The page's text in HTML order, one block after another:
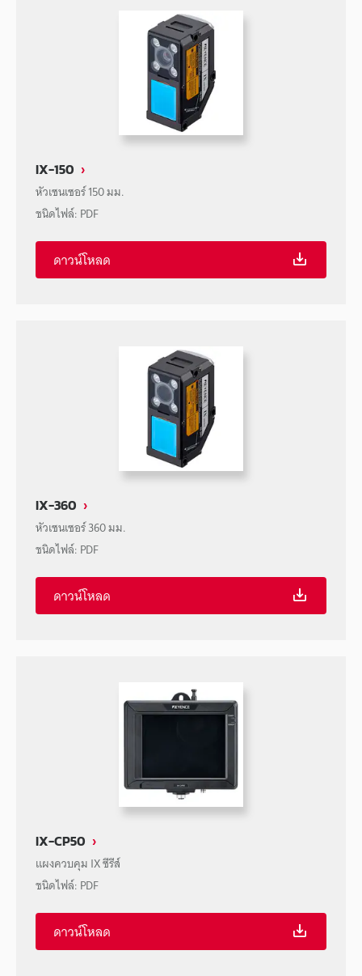
IX-150
หัวเซนเซอร์ 150 มม.
ชนิดไฟล์: PDF
ดาวน์โหลด
IX-360
หัวเซนเซอร์ 360 มม.
ชนิดไฟล์: PDF
ดาวน์โหลด
IX-CP50
แผงควบคุม IX ซีรีส์
ชนิดไฟล์: PDF
ดาวน์โหลด